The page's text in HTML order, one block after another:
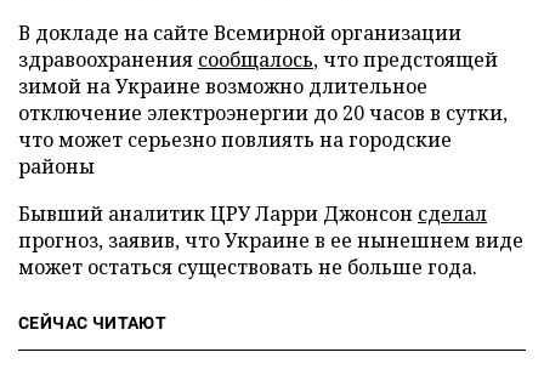
В докладе на сайте Всемирной организации
здравоохранения сообщалось, что предстоящей
зимой на Украине возможно длительное
отключение электроэнергии до 20 часов в сутки,
что может серьезно повлиять на городские
районы
Бывший аналитик ЦРУ Ларри Джонсон сделал
прогноз, заявив, что Украине в ее нынешнем виде
может остаться существовать не больше года.
СЕЙЧАС ЧИТАЮТ